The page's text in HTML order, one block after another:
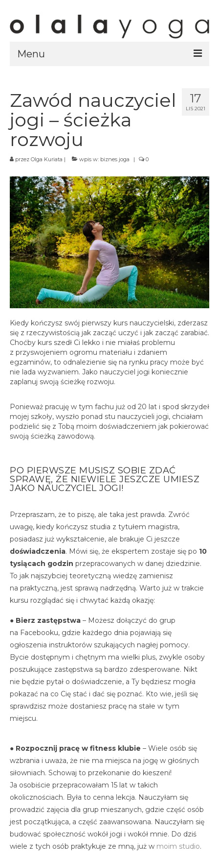
Menu
ubrania olalayoga
Olala Studio
Szczecin
Kursy
specjalistyczne
Grafik
spotkania online
Blog
artykuły i video
Zaloguj
platforma kursowa
17
LIS 2021
Zawód nauczyciel
jogi – ścieżka
rozwoju
przez Olga Kuriata | wpis w: biznes joga | 0
Kiedy kończysz swój pierwszy kurs nauczycielski, zderzasz
się z rzeczywistością jak zacząć uczyć i jak zacząć zarabiać.
Choćby kurs szedł Ci lekko i nie miałaś problemu
z przyswojeniem ogromu materiału i zdaniem
egzaminów, to odnalezienie się na rynku pracy może być
nie lada wyzwaniem. Jako nauczyciel jogi koniecznie
zaplanuj swoją ścieżkę rozwoju.
Ponieważ pracuję w tym fachu już od 20 lat i spod skrzydeł
mojej szkoły, wyszło ponad stu nauczycieli jogi, chciałam
podzielić się z Tobą moim doświadczeniem jak pokierować
swoją ścieżką zawodową.
PO PIERWSZE MUSISZ SOBIE ZDAĆ
SPRAWĘ, ŻE NIEWIELE JESZCZE UMIESZ
JAKO NAUCZYCIEL JOGI!
Przepraszam, że to piszę, ale taka jest prawda. Zwróć
uwagę, kiedy kończysz studia z tytułem magistra,
posiadasz już wykształcenie, ale brakuje Ci jeszcze
doświadczenia. Mówi się, że ekspertem zostaje się po 10
tysiącach godzin przepracowanych w danej dziedzinie.
To jak najszybciej teoretyczną wiedzę zamienisz
na praktyczną, jest sprawą nadrzędną. Warto już w trakcie
kursu rozglądać się i chwytać każdą okazję:
● Bierz zastępstwa – Możesz dołączyć do grup
na Facebooku, gdzie każdego dnia pojawiają się
ogłoszenia instruktorów szukających nagłej pomocy.
Bycie dostępnym i chętnym ma wielki plus, zwykle osoby
poszukujące zastępstwa są bardzo zdesperowane. Nikt
nie będzie pytał o doświadczenie, a Ty będziesz mogła
pokazać na co Cię stać i dać się poznać. Kto wie, jeśli się
sprawdzisz może dostaniesz pracę na stałe w tym
miejscu.
● Rozpocznij pracę w fitness klubie – Wiele osób się
wzbrania i uważa, że nie ma miejsca na jogę w głośnych
siłowniach. Schowaj to przekonanie do kieszeni!
Ja osobiście przepracowałam 15 lat w takich
okolicznościach. Była to cenna lekcja. Nauczyłam się
prowadzić zajęcia dla grup mieszanych, gdzie część osób
jest początkująca, a część zaawansowana. Nauczyłam się
budować społeczność wokół jogi i wokół mnie. Do dziś
wiele z tych osób praktykuje ze mną, już w moim studio.